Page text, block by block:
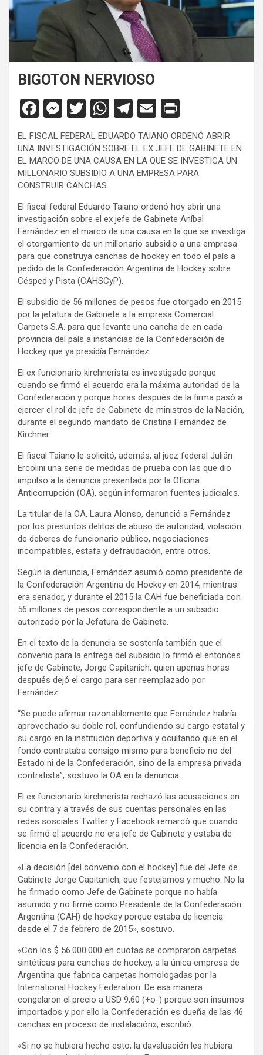
BIGOTON NERVIOSO
F
a
ce
b
o
o
k
M
es
se
n
g
er
T
wi
tt
er
W
h
at
s
A
p
p
T
el
e
gr
a
m
E
m
ail
in
tF
ri
e
n
dl
y
EL FISCAL FEDERAL EDUARDO TAIANO ORDENÓ ABRIR
UNA INVESTIGACIÓN SOBRE EL EX JEFE DE GABINETE EN
EL MARCO DE UNA CAUSA EN LA QUE SE INVESTIGA UN
MILLONARIO SUBSIDIO A UNA EMPRESA PARA
CONSTRUIR CANCHAS.
El fiscal federal Eduardo Taiano ordenó hoy abrir una
investigación sobre el ex jefe de Gabinete Aníbal
Fernández en el marco de una causa en la que se investiga
el otorgamiento de un millonario subsidio a una empresa
para que construya canchas de hockey en todo el país a
pedido de la Confederación Argentina de Hockey sobre
Césped y Pista (CAHSCyP).
El subsidio de 56 millones de pesos fue otorgado en 2015
por la jefatura de Gabinete a la empresa Comercial
Carpets S.A. para que levante una cancha de en cada
provincia del país a instancias de la Confederación de
Hockey que ya presidía Fernández.
El ex funcionario kirchnerista es investigado porque
cuando se firmó el acuerdo era la máxima autoridad de la
Confederación y porque horas después de la firma pasó a
ejercer el rol de jefe de Gabinete de ministros de la Nación,
durante el segundo mandato de Cristina Fernández de
Kirchner.
El fiscal Taiano le solicitó, además, al juez federal Julián
Ercolini una serie de medidas de prueba con las que dio
impulso a la denuncia presentada por la Oficina
Anticorrupción (OA), según informaron fuentes judiciales.
La titular de la OA, Laura Alonso, denunció a Fernández
por los presuntos delitos de abuso de autoridad, violación
de deberes de funcionario público, negociaciones
incompatibles, estafa y defraudación, entre otros.
Según la denuncia, Fernández asumió como presidente de
la Confederación Argentina de Hockey en 2014, mientras
era senador, y durante el 2015 la CAH fue beneficiada con
56 millones de pesos correspondiente a un subsidio
autorizado por la Jefatura de Gabinete.
En el texto de la denuncia se sostenía también que el
convenio para la entrega del subsidio lo firmó el entonces
jefe de Gabinete, Jorge Capitanich, quien apenas horas
después dejó el cargo para ser reemplazado por
Fernández.
“Se puede afirmar razonablemente que Fernández habría
aprovechado su doble rol, confundiendo su cargo estatal y
su cargo en la institución deportiva y ocultando que en el
fondo contrataba consigo mismo para beneficio no del
Estado ni de la Confederación, sino de la empresa privada
contratista”, sostuvo la OA en la denuncia.
El ex funcionario kirchnerista rechazó las acusaciones en
su contra y a través de sus cuentas personales en las
redes sosciales Twitter y Facebook remarcó que cuando
se firmó el acuerdo no era jefe de Gabinete y estaba de
licencia en la Confederación.
«La decisión [del convenio con el hockey] fue del Jefe de
Gabinete Jorge Capitanich, que festejamos y mucho. No la
he firmado como Jefe de Gabinete porque no había
asumido y no firmé como Presidente de la Confederación
Argentina (CAH) de hockey porque estaba de licencia
desde el 7 de febrero de 2015», sostuvo.
«Con los $ 56.000.000 en cuotas se compraron carpetas
sintéticas para canchas de hockey, a la única empresa de
Argentina que fabrica carpetas homologadas por la
International Hockey Federation. De esa manera
congelaron el precio a USD 9,60 (+o-) porque son insumos
importados y por ello la Confederación es dueña de las 46
canchas en proceso de instalación», escribió.
«Si no se hubiera hecho esto, la davaluación les hubiera